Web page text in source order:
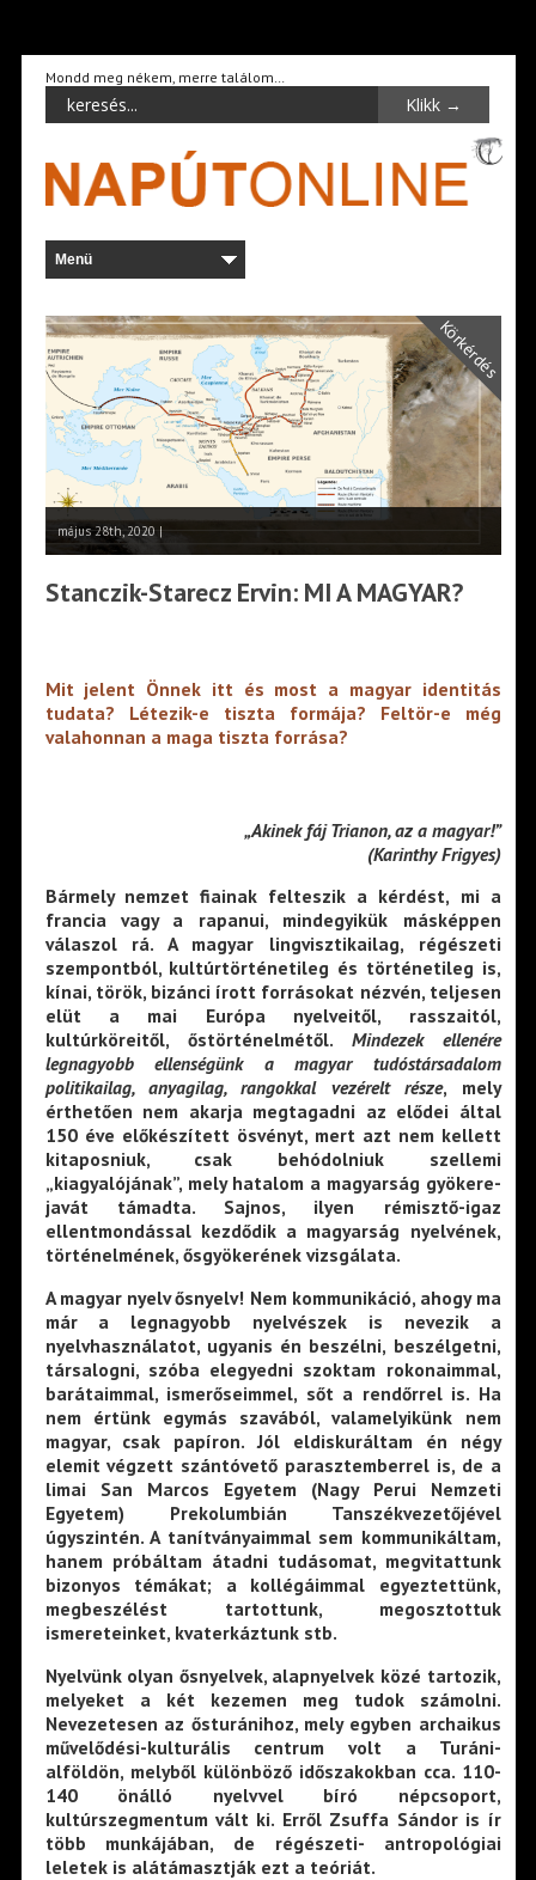
Mondd meg nékem, merre találom…
Körkérdés
május 28th, 2020 |
Stanczik-Starecz Ervin: MI A MAGYAR?
Mit jelent Önnek itt és most a magyar identitás
tudata? Létezik-e tiszta formája? Feltör-e még
valahonnan a maga tiszta forrása?
„Akinek fáj Trianon, az a magyar!”
(Karinthy Frigyes)
Bármely nemzet fiainak felteszik a kérdést, mi a
francia vagy a rapanui, mindegyikük másképpen
válaszol rá. A magyar lingvisztikailag, régészeti
szempontból, kultúrtörténetileg és történetileg is,
kínai, török, bizánci írott forrásokat nézvén, teljesen
elüt a mai Európa nyelveitől, rasszaitól,
kultúrköreitől, őstörténelmétől. Mindezek
ellenére
legnagyobb ellenségünk a magyar tudóstársadalom
politikailag, anyagilag, rangokkal vezérelt része, mely
érthetően nem akarja megtagadni az elődei által
150 éve előkészített ösvényt, mert azt nem kellett
kitaposniuk, csak behódolniuk szellemi
„kiagyalójának”, mely hatalom a magyarság gyökere-
javát támadta. Sajnos, ilyen rémisztő-igaz
ellentmondással kezdődik a magyarság nyelvének,
történelmének, ősgyökerének vizsgálata.
A magyar nyelv ősnyelv! Nem kommunikáció, ahogy ma
már a legnagyobb nyelvészek is nevezik a
nyelvhasználatot, ugyanis én beszélni, beszélgetni,
társalogni, szóba elegyedni szoktam rokonaimmal,
barátaimmal, ismerőseimmel, sőt a rendőrrel is. Ha
nem értünk egymás szavából, valamelyikünk nem
magyar, csak papíron. Jól eldiskuráltam én négy
elemit végzett szántóvető parasztemberrel is, de a
limai San Marcos Egyetem (Nagy Perui Nemzeti
Egyetem) Prekolumbián Tanszékvezetőjével
úgyszintén. A tanítványaimmal sem kommunikáltam,
hanem próbáltam átadni tudásomat, megvitattunk
bizonyos témákat; a kollégáimmal egyeztettünk,
megbeszélést tartottunk, megosztottuk
ismereteinket, kvaterkáztunk stb.
Nyelvünk olyan ősnyelvek, alapnyelvek közé tartozik,
melyeket a két kezemen meg tudok számolni.
Nevezetesen az ősturánihoz, mely egyben archaikus
művelődési-kulturális centrum volt a Turáni-
alföldön, melyből különböző időszakokban cca. 110-
140 önálló nyelvvel bíró népcsoport,
kultúrszegmentum vált ki. Erről Zsuffa Sándor is ír
több munkájában, de régészeti- antropológiai
leletek is alátámasztják ezt a teóriát.